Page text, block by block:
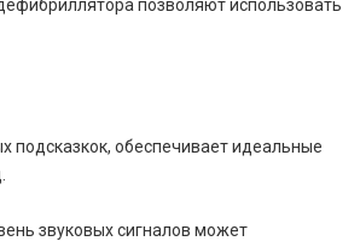
позволяют использовать
подсказкок, обеспечивает идеальные
звуковых сигналов может